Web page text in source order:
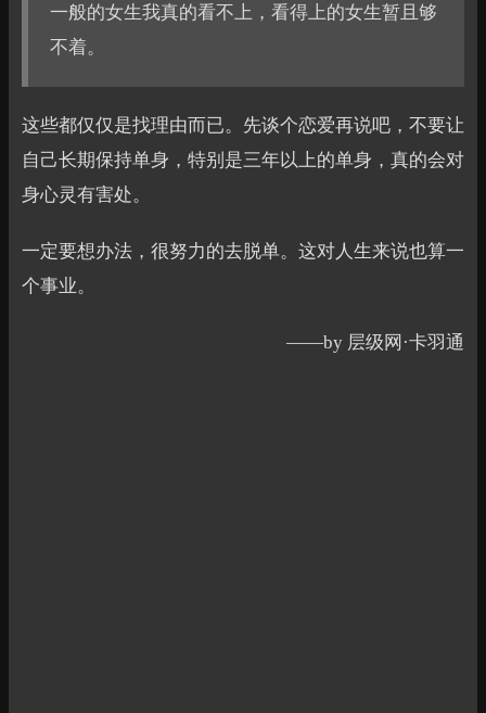
一般的女生我真的看不上，看得上的女生暂且够
不着。
这些都仅仅是找理由而已。先谈个恋爱再说吧，不要让
自己长期保持单身，特别是三年以上的单身，真的会对
身心灵有害处。
一定要想办法，很努力的去脱单。这对人生来说也算一
个事业。
——by 层级网·卡羽通